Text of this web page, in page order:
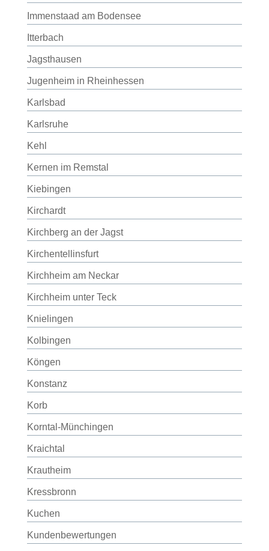
Immenstaad am Bodensee
Itterbach
Jagsthausen
Jugenheim in Rheinhessen
Karlsbad
Karlsruhe
Kehl
Kernen im Remstal
Kiebingen
Kirchardt
Kirchberg an der Jagst
Kirchentellinsfurt
Kirchheim am Neckar
Kirchheim unter Teck
Knielingen
Kolbingen
Köngen
Konstanz
Korb
Korntal-Münchingen
Kraichtal
Krautheim
Kressbronn
Kuchen
Kundenbewertungen